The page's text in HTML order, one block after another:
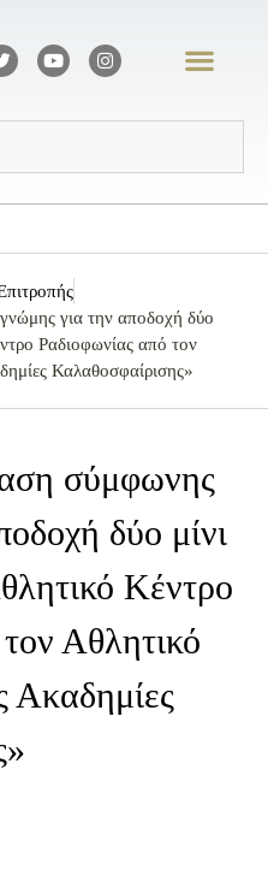
για την αποδοχή δύο
Ραδιοφωνίας από τον
Καλαθοσφαίρισης»
σύμφωνης
δύο μίνι
Κέντρο
Αθλητικό
Ακαδημίες